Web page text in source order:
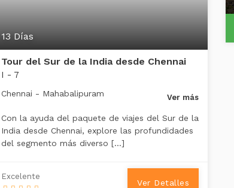
13 Días
Tour del Sur de la India desde Chennai
I - 7
Chennai - Mahabalipuram Ver más
Con la ayuda del paquete de viajes del Sur de la
India desde Chennai, explore las profundidades
del segmento más diverso […]
Excelente
Ver Detalles